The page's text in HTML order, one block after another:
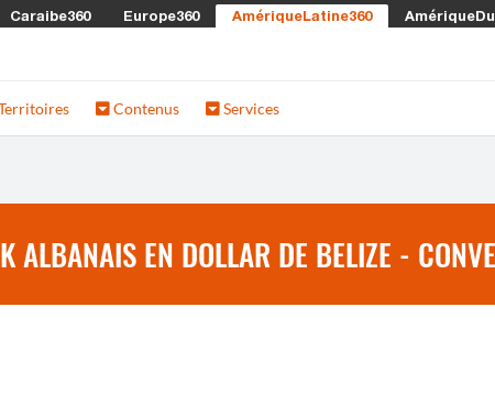
Caraibe360 Europe360 AmériqueLatine360
Contenus Services
ALBANAIS EN DOLLAR DE BELIZE -